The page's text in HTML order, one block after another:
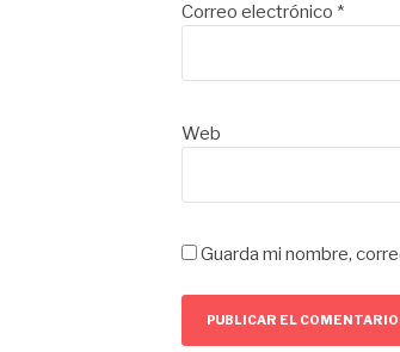
Correo electrónico *
Web
Guarda mi nombre,